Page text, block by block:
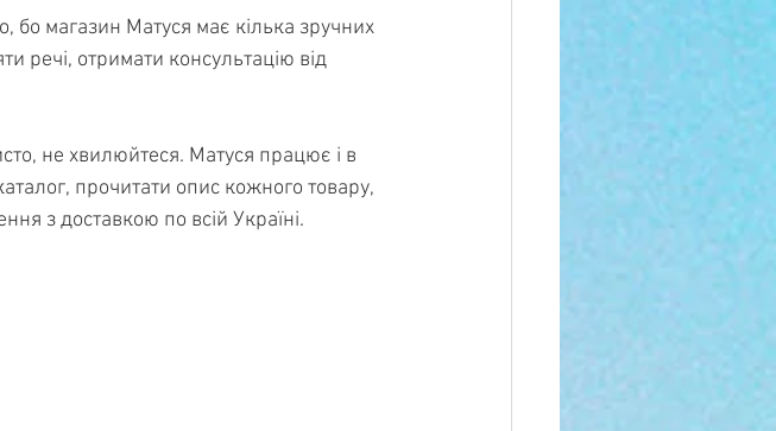
бо магазин Матуся має кілька зручних
речі, отримати консультацію від
не хвилюйтеся. Матуся працює і в
прочитати опис кожного товару,
з доставкою по всій Україні.